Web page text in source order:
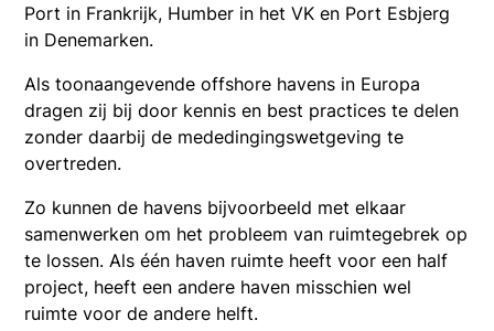
Port in Frankrijk, Humber in het VK en Port Esbjerg
in Denemarken.
Als toonaangevende offshore havens in Europa
dragen zij bij door kennis en best practices te delen
zonder daarbij de mededingingswetgeving te
overtreden.
Zo kunnen de havens bijvoorbeeld met elkaar
samenwerken om het probleem van ruimtegebrek op
te lossen. Als één haven ruimte heeft voor een half
project, heeft een andere haven misschien wel
ruimte voor de andere helft.